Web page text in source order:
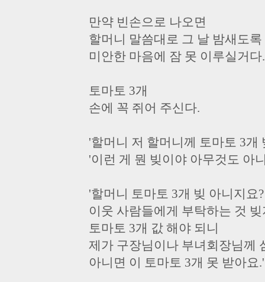
만약 빈손으로 나오면
할머니 말씀대로 그 날 밤새도록
미안한 마음에 잠 못 이루실거다.
토마토 3개
손에 꼭 쥐어 주신다.
'할머니 저 할머니께 토마토 3개
'이런 게 뭔 빚이야 아무것도 아
'할머니 토마토 3개 빚 아니지요
이웃 사람들에게 부탁하는 것
토마토 3개 값 해야 되니
제가 구장님이나 부녀회장님께
아니면 이 토마토 3개 못 받아요.'